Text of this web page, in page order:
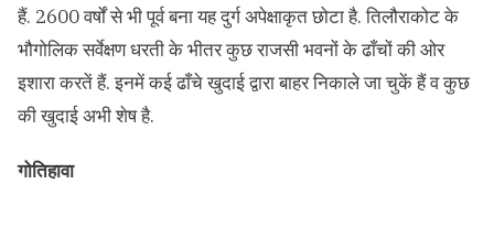
हैं. 2600 वर्षों से भी पूर्व बना यह दुर्ग अपेक्षाकृत छोटा है. तिलौराकोट के
भौगोलिक सर्वेक्षण धरती के भीतर कुछ राजसी भवनों के ढाँचों की ओर
इशारा करतें हैं. इनमें कई ढाँचे खुदाई द्वारा बाहर निकाले जा चुकें हैं व कुछ
की खुदाई अभी शेष है.
गोतिहावा